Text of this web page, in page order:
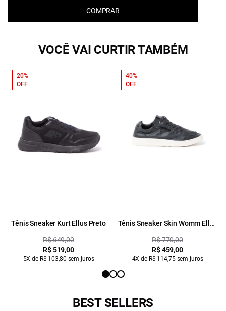
COMPRAR
VOCÊ VAI CURTIR TAMBÉM
Tênis Sneaker Kurt Ellus Preto
R$ 649,00
R$ 519,00
5X de R$ 103,80 sem juros
20%
OFF
Tênis Sneaker Skin Womm Ellus
R$ 770,00
R$ 459,00
4X de R$ 114,75 sem juros
40%
OFF
BEST SELLERS